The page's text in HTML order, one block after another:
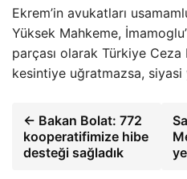
Ekrem’in avukatları
Yüksek Mahkeme,
parçası olarak Türkiye Ceza
kesintiye uğratmazsa,
← Bakan Bolat: 772
kooperatifimize hibe
desteği sağladık